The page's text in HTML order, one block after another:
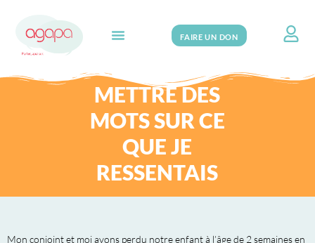
FAIRE UN DON
METTRE DES
MOTS SUR CE
QUE JE
RESSENTAIS
Mon conjoint et moi avons perdu notre enfant à l’âge de 2 semaines en